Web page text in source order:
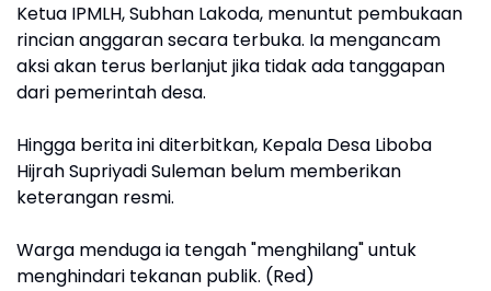
Ketua IPMLH, Subhan Lakoda, menuntut pembukaan
rincian anggaran secara terbuka. Ia mengancam
aksi akan terus berlanjut jika tidak ada tanggapan
dari pemerintah desa.
Hingga berita ini diterbitkan, Kepala Desa Liboba
Hijrah Supriyadi Suleman belum memberikan
keterangan resmi.
Warga menduga ia tengah "menghilang" untuk
menghindari tekanan publik. (Red)